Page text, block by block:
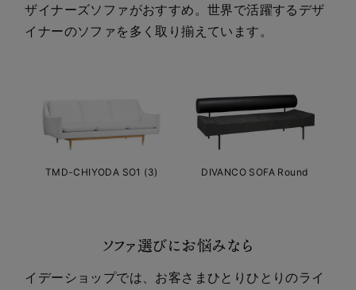
ザイナーズソファがおすすめ。世界で活躍するデザ
イナーのソファを多く取り揃えています。
TMD-CHIYODA SO1 (3) DIVANCO SOFA Round
ソファ選びにお悩みなら
イデーショップでは、お客さまひとりひとりのライ